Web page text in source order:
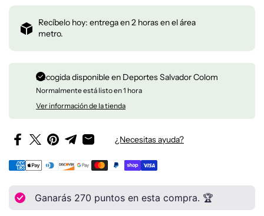
Recíbelo hoy: entrega en 2 horas en el área
metro.
Recogida disponible en Deportes Salvador Colom
Normalmente está listo en 1 hora
Ver información de la tienda
¿Necesitas ayuda?
Ganarás 270 puntos en esta compra. 🏆